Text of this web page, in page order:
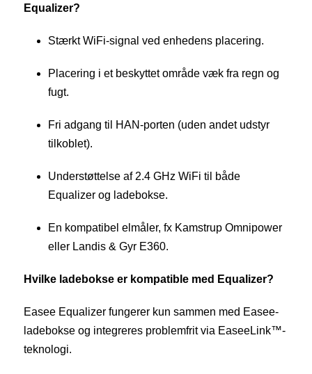
Equalizer?
Stærkt WiFi-signal ved enhedens placering.
Placering i et beskyttet område væk fra regn og
fugt.
Fri adgang til HAN-porten (uden andet udstyr
tilkoblet).
Understøttelse af 2.4 GHz WiFi til både
Equalizer og ladebokse.
En kompatibel elmåler, fx Kamstrup Omnipower
eller Landis & Gyr E360.
Hvilke ladebokse er kompatible med Equalizer?
Easee Equalizer fungerer kun sammen med Easee-
ladebokse og integreres problemfrit via EaseeLink™-
teknologi.